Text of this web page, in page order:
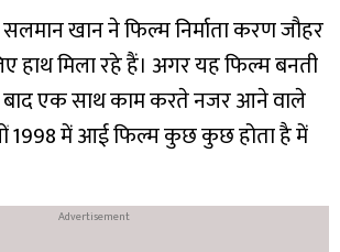
खान ने फिल्म निर्माता करण जौहर
मिला रहे हैं। अगर यह फिल्म बनती
बाद एक साथ काम करते नजर आने वाले
1998 में आई फिल्म कुछ कुछ होता है में